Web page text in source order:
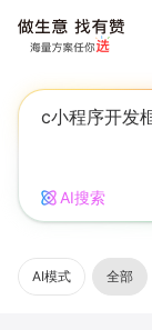
AI搜索
AI模式 全部